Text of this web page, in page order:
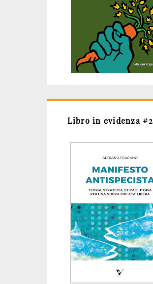
Libro in evidenza #2